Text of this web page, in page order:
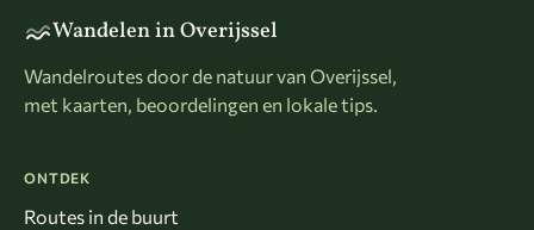
Wandelen in Overijssel
Wandelroutes door de natuur van Overijssel,
met kaarten, beoordelingen en lokale tips.
ONTDEK
Routes in de buurt